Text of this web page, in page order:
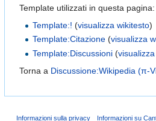
Template utilizzati in questa pagina:
Template:! (visualizza wikitesto)
Template:Citazione (visualizza
Template:Discussioni (
Torna a Discussione:Wikipedia (π-
Informazioni sulla privacy Informazioni su